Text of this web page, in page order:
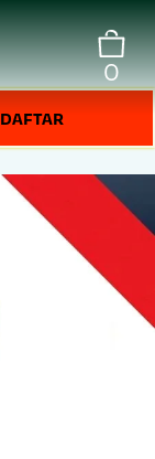
0
DAFTAR